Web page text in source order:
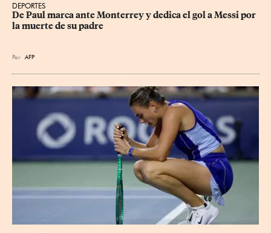
DEPORTES
De Paul marca ante Monterrey y dedica el gol a Messi por
la muerte de su padre
Por AFP